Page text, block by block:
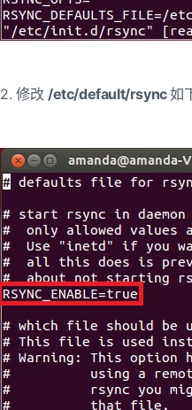
2. 修改 /etc/default/rsync如